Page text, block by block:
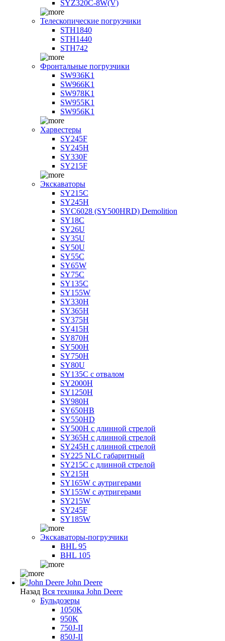
SYZ320C-8W(V)
Телескопические погрузчики
STH1840
STH1440
STH742
Фронтальные погрузчики
SW936K1
SW966K1
SW978K1
SW955K1
SW956K1
Харвестеры
SY245F
SY245H
SY330F
SY215F
Экскаваторы
SY215C
SY245H
SYC6028 (SY500HRD) Demolition
SY18C
SY26U
SY35U
SY50U
SY55C
SY65W
SY75C
SY135C
SY155W
SY330H
SY365H
SY375H
SY415H
SY870H
SY500H
SY750H
SY80U
SY135C с отвалом
SY2000H
SY1250H
SY980H
SY650HB
SY550HD
SY500H с длинной стрелой
SY365H с длинной стрелой
SY245H с длинной стрелой
SY225 NLC габаритный
SY215C с длинной стрелой
SY215H
SY165W с аутригерами
SY155W с аутригерами
SY215W
SY245F
SY185W
Экскаваторы-погрузчики
BHL 95
BHL 105
John Deere
Назад Вся техника John Deere
Бульдозеры
1050K
950K
750J-II
850J-II